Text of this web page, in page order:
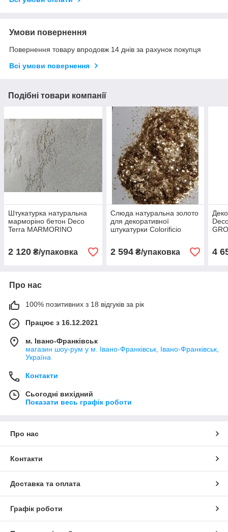
Умови повернення
Повернення товару впродовж 14 днів за рахунок покупця
Всі умови повернення
Подібні товари компанії
Штукатурка натуральна
марморіно бетон Deco
Terra MARMORINО
Concrete 5 кг колір бетон
2 120 ₴/упаковка
Слюда натуральна золото
для декоративної
штукатурки Colorificio
2 594₴/упаковка 4
Про нас
100% позитивних з 18 відгуків за рік
Працює з 16.12.2021
м. Івано-Франківськ
магазин шоу-рум у м. Івано-Франківськ, Івано-Франківськ,
Україна
Контакти
Сьогодні вихідний
Показати весь графік роботи
Про нас
Контакти
Доставка та оплата
Графік роботи